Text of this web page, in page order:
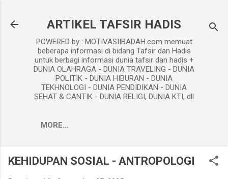
ARTIKEL TAFSIR HADIS
POWERED by : MOTIVASIIBADAH.com memuat
beberapa informasi di bidang Tafsir dan Hadis
untuk berbagi informasi dunia tafsir dan hadis +
DUNIA OLAHRAGA - DUNIA TRAVELING - DUNIA
POLITIK - DUNIA HIBURAN - DUNIA
TEKHNOLOGI - DUNIA PENDIDIKAN - DUNIA
SEHAT & CANTIK - DUNIA RELIGI, DUNIA KTI, dll
MORE…
KEHIDUPAN SOSIAL - ANTROPOLOGI